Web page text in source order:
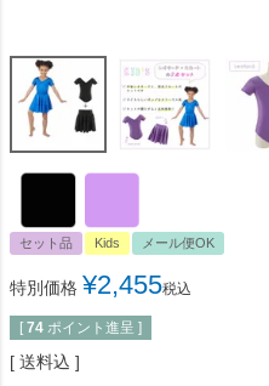
セット品 Kids メール便OK
特別価格 ¥2,455税込
[ 74 ポイント進呈 ]
送料込